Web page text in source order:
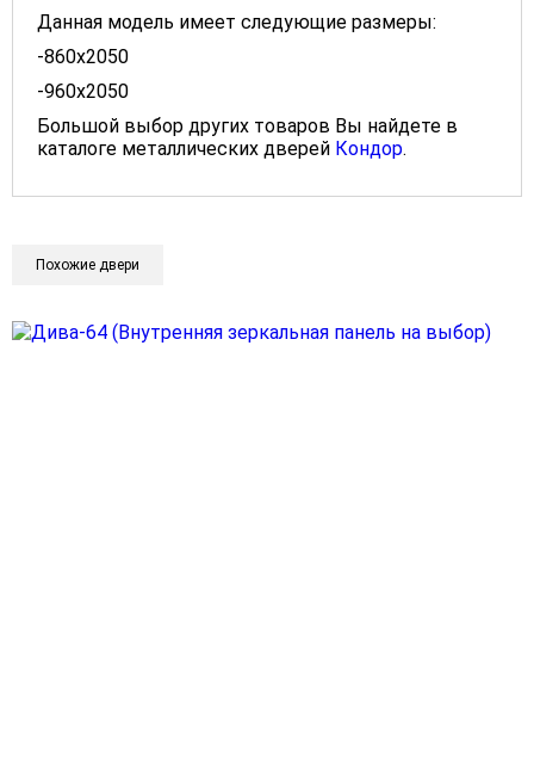
Данная модель имеет следующие размеры:
-860x2050
-960x2050
Большой выбор других товаров Вы найдете в
каталоге металлических дверей Кондор.
Похожие двери